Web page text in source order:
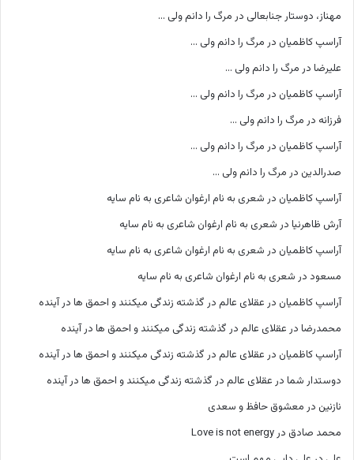
مهناز، دوستار جنابعالی در مرگ را دانم ولی …
آراسپ کاظمیان در مرگ را دانم ولی …
علیرضا در مرگ را دانم ولی …
آراسپ کاظمیان در مرگ را دانم ولی …
فرزانه در مرگ را دانم ولی …
آراسپ کاظمیان در مرگ را دانم ولی …
صدرالدین در مرگ را دانم ولی …
آراسپ کاظمیان در شعری به نام ارغوان شاعری به نام سایه
آرش ظاهرنیا در شعری به نام ارغوان شاعری به نام سایه
آراسپ کاظمیان در شعری به نام ارغوان شاعری به نام سایه
مسعود در شعری به نام ارغوان شاعری به نام سایه
آراسپ کاظمیان در عقلای عالم در گذشته زندگی میکنند و احمق ها در آینده
محمدرضا در عقلای عالم در گذشته زندگی میکنند و احمق ها در آینده
آراسپ کاظمیان در عقلای عالم در گذشته زندگی میکنند و احمق ها در آینده
دوستدار شما در عقلای عالم در گذشته زندگی میکنند و احمق ها در آینده
نازنین در معشوق حافظ و سعدی
محمد صادق درLove is not energy